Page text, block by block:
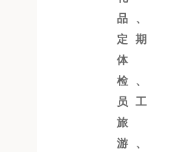
品、
定期
体
检、
员工
旅
游、